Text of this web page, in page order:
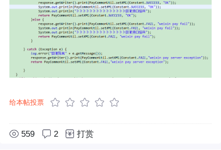
给本帖投票
559 2 打赏